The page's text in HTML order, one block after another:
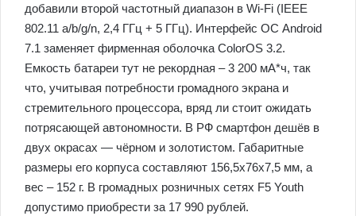
добавили второй частотный диапазон в Wi-Fi (IEEE
802.11 a/b/g/n, 2,4 ГГц + 5 ГГц). Интерфейс ОС Android
7.1 заменяет фирменная оболочка ColorOS 3.2.
Емкость батареи тут не рекордная – 3 200 мА*ч, так
что, учитывая потребности громадного экрана и
стремительного процессора, вряд ли стоит ожидать
потрясающей автономности. В РФ смартфон дешёв в
двух окрасах — чёрном и золотистом. Габаритные
размеры его корпуса составляют 156,5х76х7,5 мм, а
вес – 152 г. В громадных розничных сетях F5 Youth
допустимо приобрести за 17 990 рублей.